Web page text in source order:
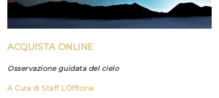
ACQUISTA ONLINE
Osservazione guidata del cielo
A Cura di Staff LOfficina